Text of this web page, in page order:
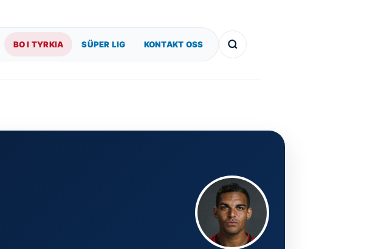
BO I TYRKIA SÜPER LIG KONTAKT OSS